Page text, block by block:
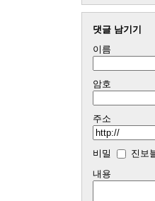
댓글 남기기
이름
암호
주소
비밀
진보
내용